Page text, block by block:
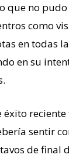
que no
como
en todas
en su
reciente
sentir
de final